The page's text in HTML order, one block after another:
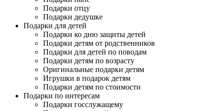
Подарки отцу
Подарки дедушке
Подарки для детей
Подарки ко дню защиты детей
Подарки детям от родственников
Подарки для детей по поводам
Подарки детям по возрасту
Оригинальные подарки детям
Игрушки в подарок детям
Подарки детям по стоимости
Подарки по интересам
Подарки госслужащему